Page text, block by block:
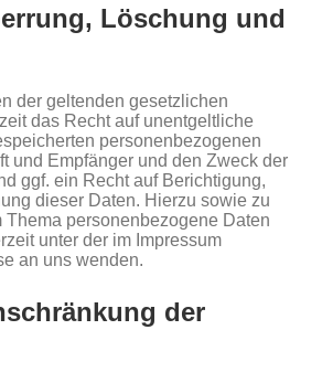
Löschung und
der geltenden gesetzlichen
das Recht auf unentgeltliche
personenbezogenen
und Empfänger und den Zweck der
ggf. ein Recht auf Berichtigung,
dieser Daten. Hierzu sowie zu
Thema personenbezogene Daten
unter der im Impressum
an uns wenden.
der